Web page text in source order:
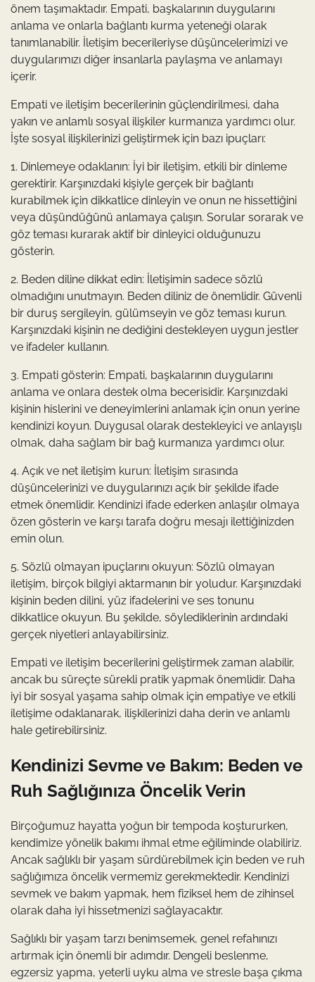
önem taşımaktadır. Empati, başkalarının duygularını
anlama ve onlarla bağlantı kurma yeteneği olarak
tanımlanabilir. İletişim becerileriyse düşüncelerimizi ve
duygularımızı diğer insanlarla paylaşma ve anlamayı
içerir.
Empati ve iletişim becerilerinin güçlendirilmesi, daha
yakın ve anlamlı sosyal ilişkiler kurmanıza yardımcı olur.
İşte sosyal ilişkilerinizi geliştirmek için bazı ipuçları:
1. Dinlemeye odaklanın: İyi bir iletişim, etkili bir dinleme
gerektirir. Karşınızdaki kişiyle gerçek bir bağlantı
kurabilmek için dikkatlice dinleyin ve onun ne hissettiğini
veya düşündüğünü anlamaya çalışın. Sorular sorarak ve
göz teması kurarak aktif bir dinleyici olduğunuzu
gösterin.
2. Beden diline dikkat edin: İletişimin sadece sözlü
olmadığını unutmayın. Beden diliniz de önemlidir. Güvenli
bir duruş sergileyin, gülümseyin ve göz teması kurun.
Karşınızdaki kişinin ne dediğini destekleyen uygun jestler
ve ifadeler kullanın.
3. Empati gösterin: Empati, başkalarının duygularını
anlama ve onlara destek olma becerisidir. Karşınızdaki
kişinin hislerini ve deneyimlerini anlamak için onun yerine
kendinizi koyun. Duygusal olarak destekleyici ve anlayışlı
olmak, daha sağlam bir bağ kurmanıza yardımcı olur.
4. Açık ve net iletişim kurun: İletişim sırasında
düşüncelerinizi ve duygularınızı açık bir şekilde ifade
etmek önemlidir. Kendinizi ifade ederken anlaşılır olmaya
özen gösterin ve karşı tarafa doğru mesajı ilettiğinizden
emin olun.
5. Sözlü olmayan ipuçlarını okuyun: Sözlü olmayan
iletişim, birçok bilgiyi aktarmanın bir yoludur. Karşınızdaki
kişinin beden dilini, yüz ifadelerini ve ses tonunu
dikkatlice okuyun. Bu şekilde, söylediklerinin ardındaki
gerçek niyetleri anlayabilirsiniz.
Empati ve iletişim becerilerini geliştirmek zaman alabilir,
ancak bu süreçte sürekli pratik yapmak önemlidir. Daha
iyi bir sosyal yaşama sahip olmak için empatiye ve etkili
iletişime odaklanarak, ilişkilerinizi daha derin ve anlamlı
hale getirebilirsiniz.
Kendinizi Sevme ve Bakım: Beden ve
Ruh Sağlığınıza Öncelik Verin
Birçoğumuz hayatta yoğun bir tempoda koştururken,
kendimize yönelik bakımı ihmal etme eğiliminde olabiliriz.
Ancak sağlıklı bir yaşam sürdürebilmek için beden ve ruh
sağlığımıza öncelik vermemiz gerekmektedir. Kendinizi
sevmek ve bakım yapmak, hem fiziksel hem de zihinsel
olarak daha iyi hissetmenizi sağlayacaktır.
Sağlıklı bir yaşam tarzı benimsemek, genel refahınızı
artırmak için önemli bir adımdır. Dengeli beslenme,
egzersiz yapma, yeterli uyku alma ve stresle başa çıkma